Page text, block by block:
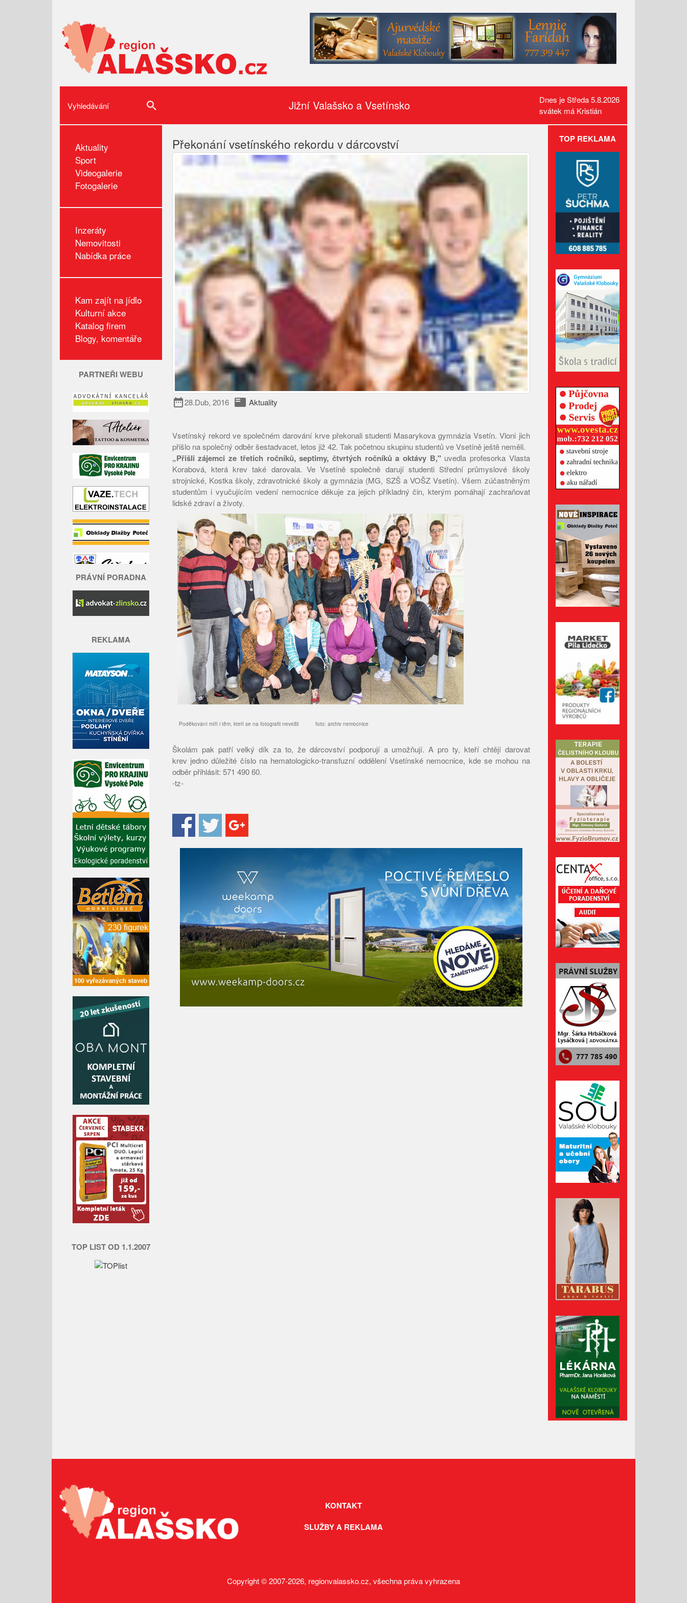
Před 50 lety otřásla Valašskem
vražda dvou stopařek
Valašské Meziříčí ovládne
krása a šmrnc historických
vozidel
Pod vlivem drog chtěl ukrást
luxusní auto. Policisté mu
nakonec zachránili život
Darování nemovitosti je
darovací smlouvou
Setkání muzikantů v Bílých
Karpatech láká na Kollera i
chuťové zážitky
Srpen 2026
Červenec 2026
Červen 2026
Květen 2026
Duben 2026
Březen 2026
Únor 2026
Prosinec 2025
Listopad 2025
Říjen 2025
Září 2025
Srpen 2025
Červenec 2025
Červen 2025
Březen 2025
Únor 2025
Leden 2025
Prosinec 2024
Listopad 2024
Říjen 2024
Srpen 2024
Červenec 2024
Červen 2024
Květen 2024
Duben 2024
Březen 2024
Únor 2024
Prosinec 2023
Listopad 2023
Říjen 2023
Září 2023
Srpen 2023
Červenec 2023
Květen 2023
Duben 2023
Březen 2023
Únor 2023
Leden 2023
Prosinec 2022
Listopad 2022
Říjen 2022
Září 2022
Srpen 2022
Červenec 2022
Červen 2022
Květen 2022
Duben 2022
Březen 2022
Únor 2022
Leden 2022
Prosinec 2021
Listopad 2021
Říjen 2021
Září 2021
Srpen 2021
Červen 2021
Květen 2021
Duben 2021
Březen 2021
Leden 2021
Prosinec 2020
Září 2020
Jižní Valašsko a Vsetínsko
Dnes je Středa 5.8.2026
svátek má Kristián
Aktuality
Sport
Videogalerie
Fotogalerie
Inzeráty
Nemovitosti
Nabídka práce
Kam zajít na jídlo
Kulturní akce
Katalog firem
Blogy, komentáře
PARTNEŘI WEBU
PRÁVNÍ PORADNA
REKLAMA
TOP LIST OD 1.1.2007
Překonání vsetínského rekordu v dárcovství
date_range28.Dub, 2016 featured_play_list Aktuality
Vsetínský rekord ve společném darování krve překonali studenti Masarykova gymnázia Vsetín. Vloni jich
přišlo na společný odběr šestadvacet, letos již 42. Tak početnou skupinu studentů ve Vsetíně ještě neměli.
„Přišli zájemci ze třetích ročníků, septimy, čtvrtých ročníků a oktávy B,"uvedla profesorka Vlasta
Korabová, která krev také darovala. Ve Vsetíně společně darují studenti Střední průmyslové školy
strojnické, Kostka školy, zdravotnické školy a gymnázia (MG, SZŠ a VOŠZ Vsetín). Všem zúčastněným
studentům i vyučujícím vedení nemocnice děkuje za jejich příkladný čin, kterým pomáhají zachraňovat
lidské zdraví a životy.
Poděkování míří i těm, kteří se na fotografii nevešli foto: archiv nemocnice
Školám pak patří velký dík za to, že dárcovství podporují a umožňují. A pro ty, kteří chtějí darovat
krev jedno důležité číslo na hematologicko-transfuzní oddělení Vsetínské nemocnice, kde se mohou na
odběr přihlásit: 571 490 60.
-tz-
TOP REKLAMA
KONTAKT
SLUŽBY A REKLAMA
Copyright © 2007-2026, regionvalassko.cz, všechna práva vyhrazena